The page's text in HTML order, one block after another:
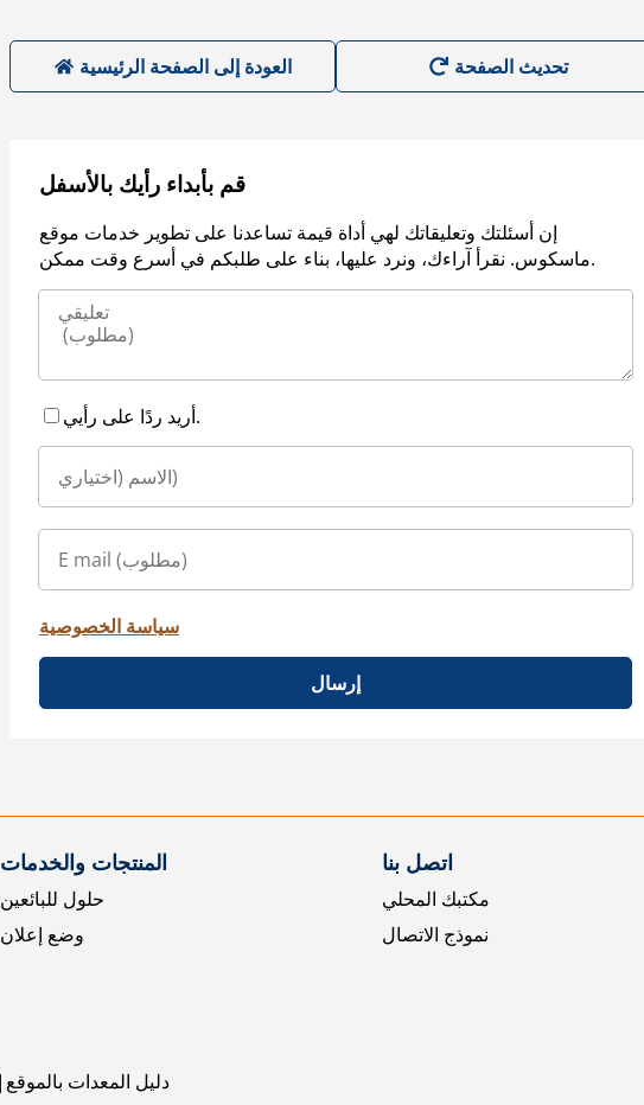
العودة إلى الصفحة الرئيسية
قم بأبداء رأيك بالأسفل
إن أسئلتك وتعليقاتك لهي أداة قيمة تساعدنا على تطوير خدمات موقع
ماسكوس. نقرأ آراءك، ونرد عليها، بناء على طلبكم في أسرع وقت ممكن.
أريد ردًا على رأيي.
سياسة الخصوصية
إرسال
المنتجات والخدمات
حلول للبائعين
وضع إعلان
اتصل بنا
مكتبك المحلي
نموذج الاتصال
دليل المعدات بالموقع